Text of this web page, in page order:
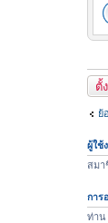
ตั้
ย้
ผู้ใช้
สมา
การ
ท่าน